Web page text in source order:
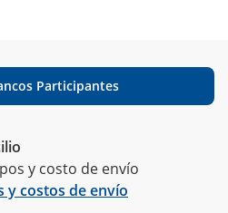
Participantes
y costo de envío
y costos de envío